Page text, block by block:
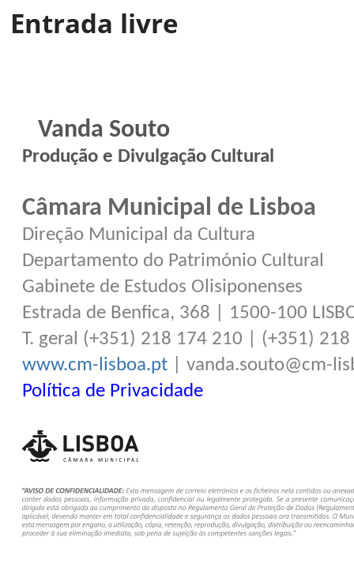
Entrada livre
Vanda Souto
Produção e Divulgação Cultural
Câmara Municipal de Lisboa
Direção Municipal da Cultura
Departamento do Património Cultural
Gabinete de Estudos Olisiponenses
Estrada de Benfica, 368 | 1500-100
T. geral (+351) 218 174 210 | (+351)
www.cm-lisboa.pt | vanda.souto@cm-
Política de Privacidade